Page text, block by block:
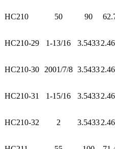
HC210 50 90
HC210-29 1-13/16 3.5433
HC210-30 2001/7/8 3.5433
HC210-31 1-15/16 3.5433
HC210-32 2 3.5433